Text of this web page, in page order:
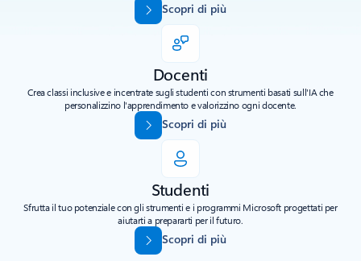
Scopri di più
Docenti
Crea classi inclusive e incentrate sugli studenti con strumenti basati sull'IA che
personalizzino l'apprendimento e valorizzino ogni docente.
Scopri di più
Studenti
Sfrutta il tuo potenziale con gli strumenti e i programmi Microsoft progettati per
aiutarti a prepararti per il futuro.
Scopri di più